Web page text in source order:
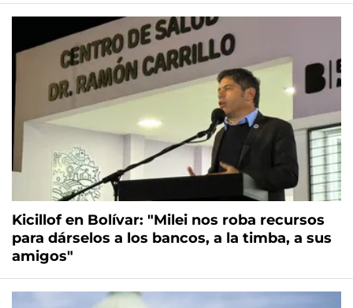
Kicillof en Bolívar: "Milei nos roba recursos
para dárselos a los bancos, a la timba, a sus
amigos"